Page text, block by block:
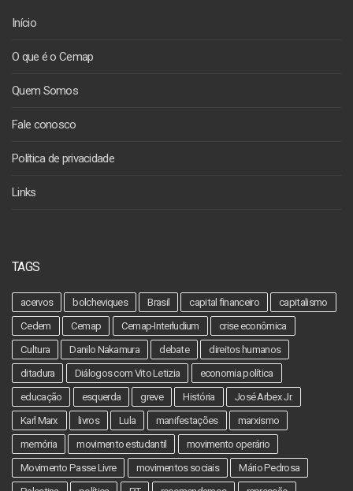
Início
O que é o Cemap
Quem Somos
Fale conosco
Política de privacidade
Links
TAGS
acervos bolcheviques Brasil capital financeiro
capitalismo
Cedem
Cemap Cemap-Interludium
crise econômica
Cultura
Danilo Nakamura debate
direitos humanos
ditadura
Diálogos com Vito Letizia
economia política
educação
esquerda greve História
José Arbex Jr.
Karl Marx
livros Lula manifestações
marxismo
memória
movimento estudantil
movimento operário
Movimento Passe Livre
movimentos sociais
Mário Pedrosa